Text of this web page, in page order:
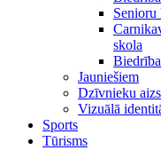
skola
Jauniešiem
Dzīvnieku
Vizuālā
Sports
Tūrisms